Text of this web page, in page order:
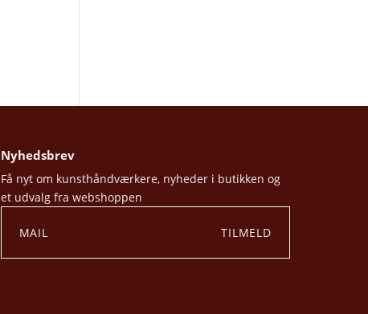
Nyhedsbrev
Få nyt om kunsthåndværkere, nyheder i butikken og
et udvalg fra webshoppen
TILMELD